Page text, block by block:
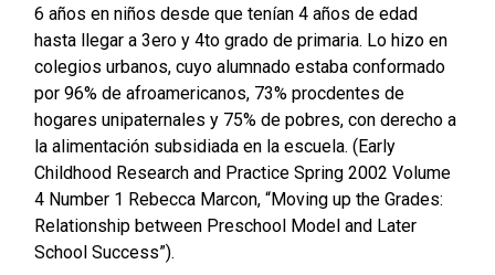
6 años en niños desde que tenían 4 años de edad
hasta llegar a 3ero y 4to grado de primaria. Lo hizo en
colegios urbanos, cuyo alumnado estaba conformado
por 96% de afroamericanos, 73% procdentes de
hogares unipaternales y 75% de pobres, con derecho a
la alimentación subsidiada en la escuela. (Early
Childhood Research and Practice Spring 2002 Volume
4 Number 1 Rebecca Marcon, “Moving up the Grades:
Relationship between Preschool Model and Later
School Success”).